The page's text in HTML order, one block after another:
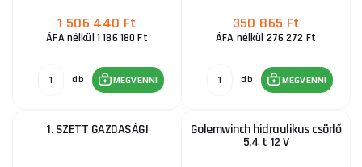
1 506 440 Ft
ÁFA nélkül 1 186 180 Ft
db MEGVENNI
350 865 Ft
ÁFA nélkül 276 272 Ft
db MEGVENNI
1. SZETT GAZDASÁGI Golemwinch hidraulikus csörlő
5,4 t 12 V